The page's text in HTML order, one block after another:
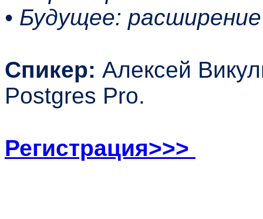
• Будущее:
Спикер: Алексей
Postgres Pro.
Регистрация>>>